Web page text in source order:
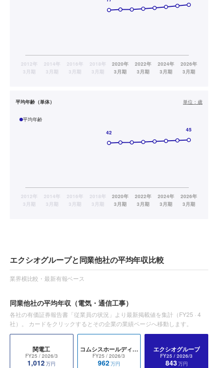
平均年齢（単体） 単位： 歳
平均年齢
エクシオグループと同業他社の平均年収比較
業界横比較・最新有報ベース
同業他社の平均年収 （電気・通信工事）
各社の有価証券報告書「従業員の状況」より最新掲載値を集計（FY25 · 4
社）。 カードをクリックするとその企業の業績ページへ移動します。
関電工
FY25 / 2026/3
1,012万円
コムシスホールディングス
FY25 / 2026/3
962万円
エクシオグループ
FY25 / 2026/3
843万円